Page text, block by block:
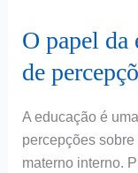
O papel da
de
A educação é
percepções
materno interno.